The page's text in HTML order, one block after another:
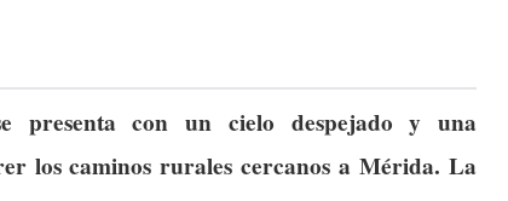
presenta con un cielo despejado y una
los caminos rurales cercanos a Mérida. La